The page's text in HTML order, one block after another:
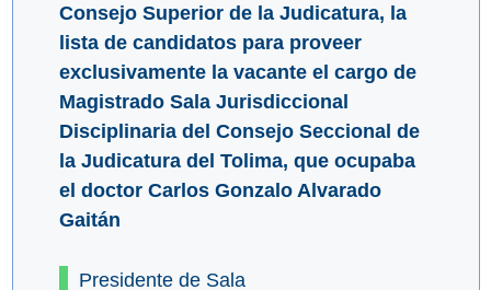
Consejo Superior de la Judicatura, la
lista de candidatos para proveer
exclusivamente la vacante el cargo de
Magistrado Sala Jurisdiccional
Disciplinaria del Consejo Seccional de
la Judicatura del Tolima, que ocupaba
el doctor Carlos Gonzalo Alvarado
Gaitán
Presidente de Sala